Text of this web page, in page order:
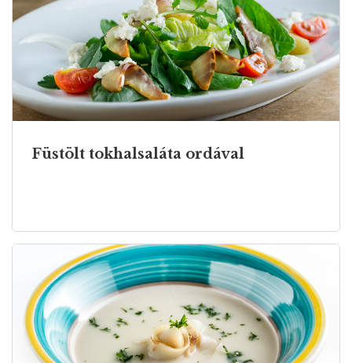
Füstölt tokhalsaláta ordával